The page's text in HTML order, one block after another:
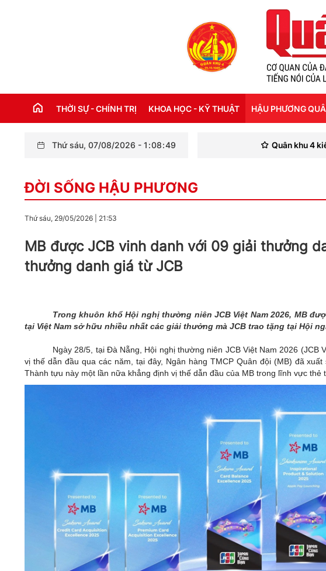
THỜI SỰ - CHÍNH TRỊ
THỜI SỰ QUỐC TẾ
KỶ NIỆM 110 NĂM NGÀY BÁC HỒ RA ĐI
TÌM ĐƯỜNG CỨU NƯỚC (05/6/1911 -
05/6/2021)
QUÂN KHU 4 (15/10/1945 - 15/10/2020)
KHOA HỌC - KỸ THUẬT HẬU PHƯƠNG
Thứ sáu, 07/08/2026 - 1 :08:50 Quân khu 4 kiểm tra công
ĐỜI SỐNG HẬU PHƯƠNG
Thứ sáu, 29/05/2026 21:53
MB được JCB vinh danh với 09 giải thưởng
thưởng danh giá từ JCB
Trong khuôn khổ Hội nghị thường niên JCB Việt Nam 2026, MB
tại Việt Nam sở hữu nhiều nhất các giải thưởng mà JCB trao tặng tại Hội
Ngày 28/5, tại Đà Nẵng, Hội nghị thường niên JCB Việt Nam 2026
vị thế dẫn đầu qua các năm, tại đây, Ngân hàng TMCP Quân đội (MB) đã
Thành tựu này một lần nữa khẳng định vị thế dẫn đầu của MB trong lĩnh vực thẻ